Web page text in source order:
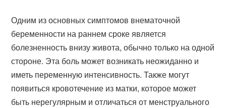
Одним из основных симптомов внематочной
беременности на раннем сроке является
болезненность внизу живота, обычно только на одной
стороне. Эта боль может возникать неожиданно и
иметь переменную интенсивность. Также могут
появиться кровотечение из матки, которое может
быть нерегулярным и отличаться от менструального